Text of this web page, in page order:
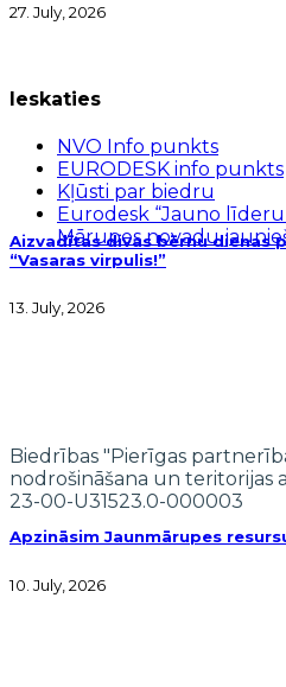
27. July, 2026
Aizvadītas divas bērnu dienas
“Vasaras virpulis!”
13. July, 2026
Apzināsim Jaunmārupes
10. July, 2026
Ieskaties
NVO Info punkts
EURODESK info punkts
Kļūsti par biedru
Eurodesk “Jauno
Mārupes novadu
Biedrības "Pierīgas
nodrošināšana un teritorijas
23-00-U31523.0-000003